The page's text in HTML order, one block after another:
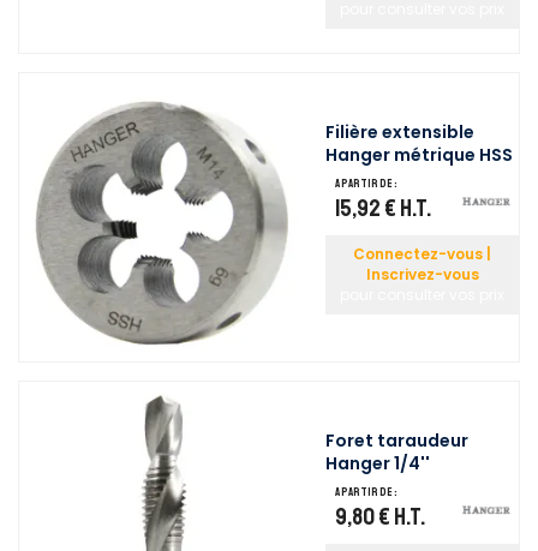
Filière extensible
Hanger métrique HSS
A partir de :
15,92 € H.T.
Connectez-vous |
Inscrivez-vous
Foret taraudeur
Hanger 1/4''
A partir de :
9,80 € H.T.